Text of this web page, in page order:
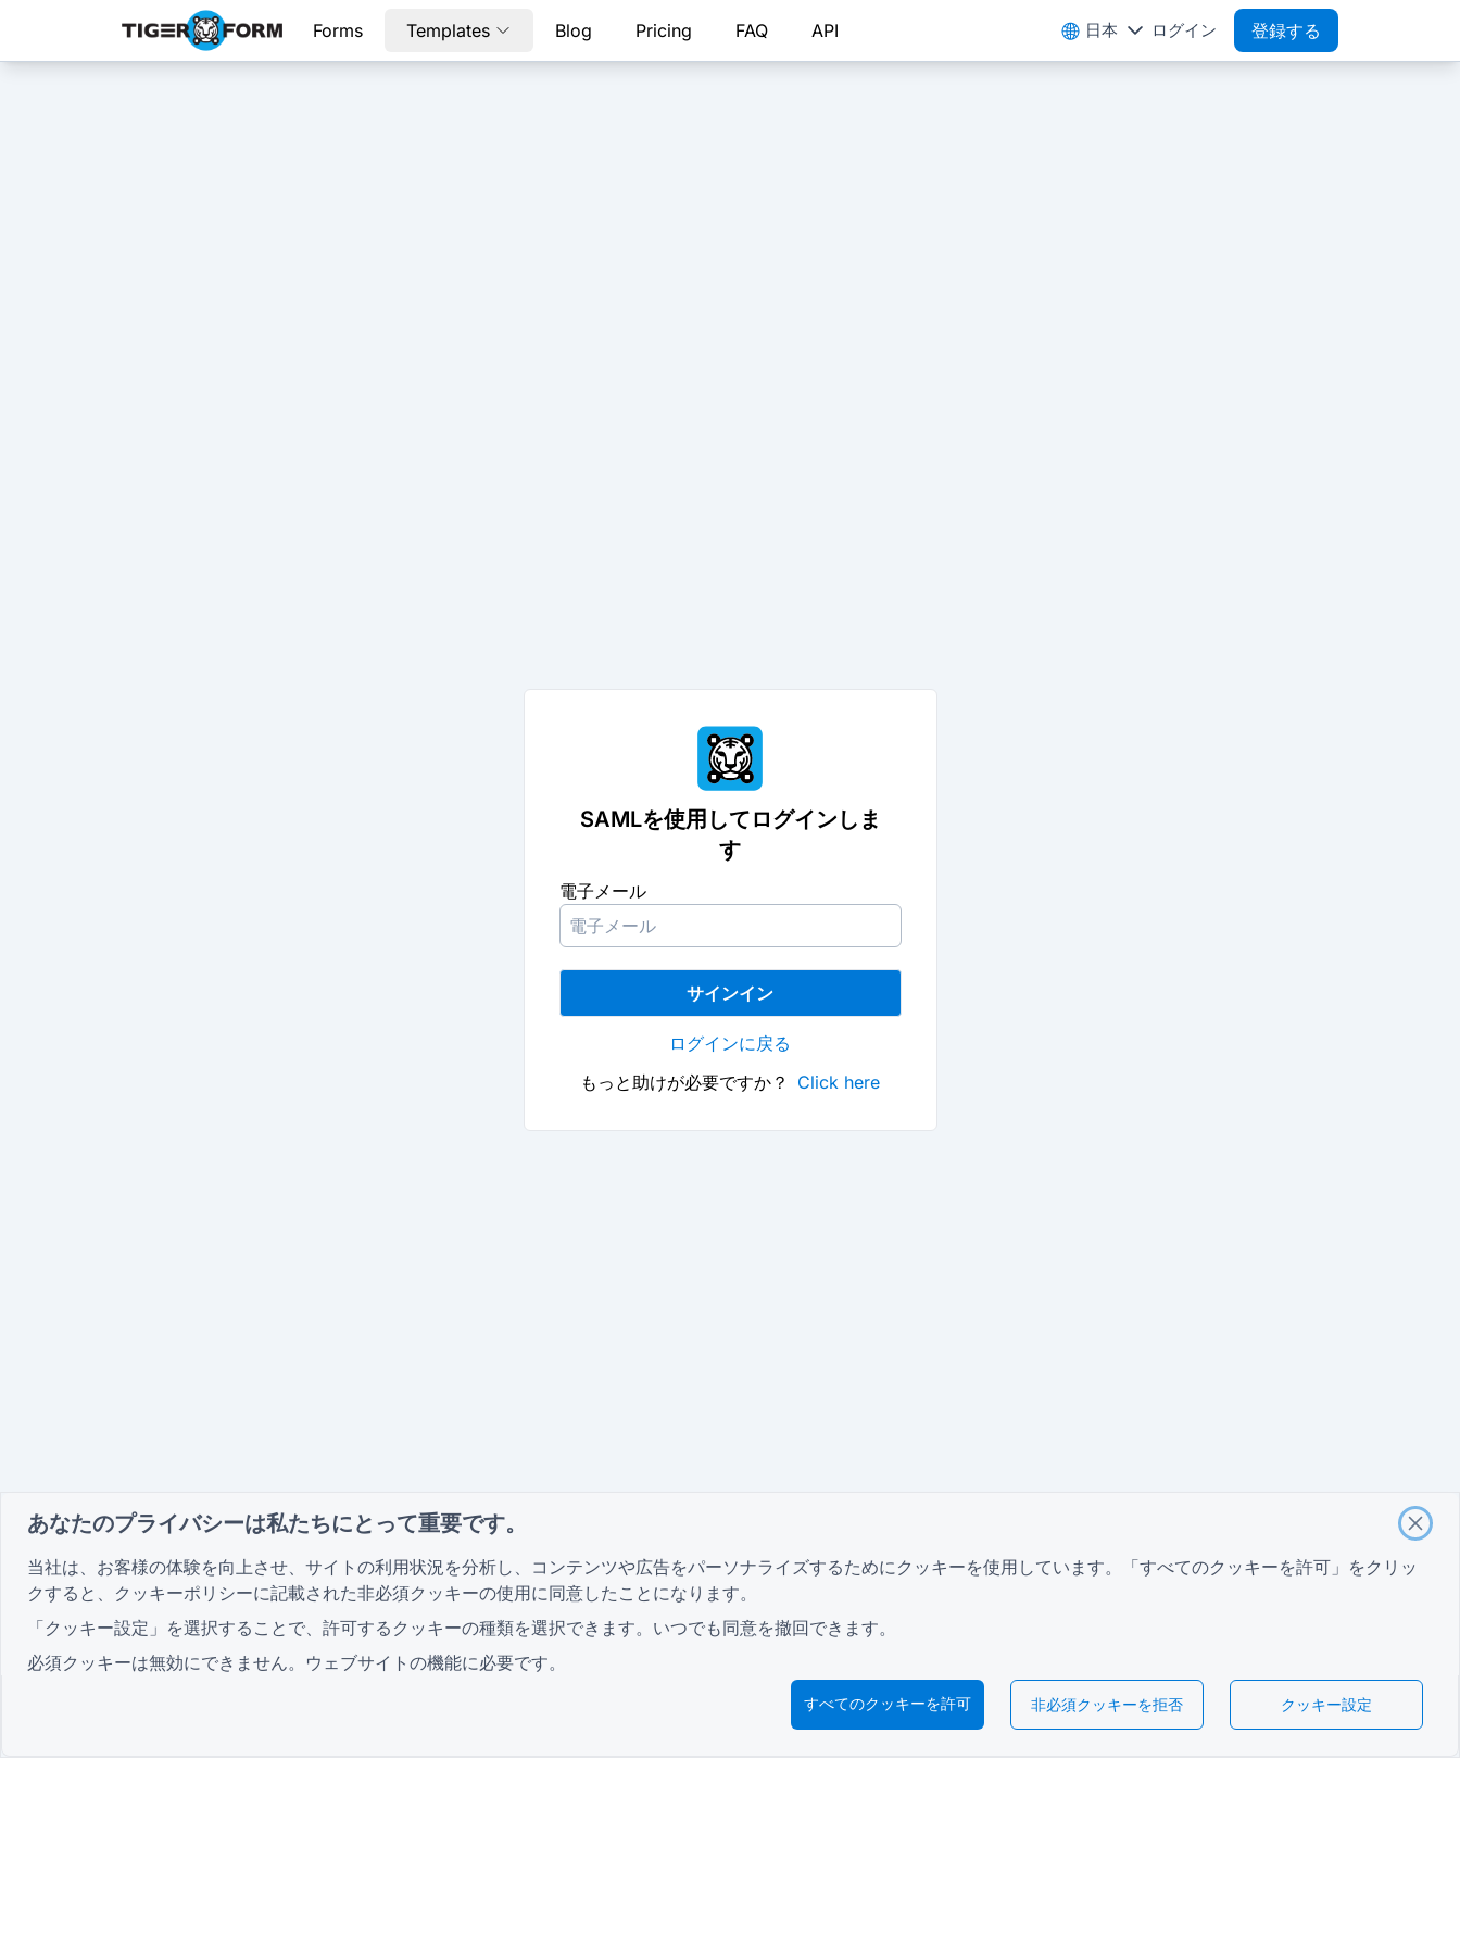
Forms Templates Blog Pricing FAQ API 日本 ログイン 登録する
SAMLを使用してログインしま
す
電子メール
サインイン
ログインに戻る
もっと助けが必要ですか？
Click here
あなたのプライバシーは私たちにとって重要です。
当社は、お客様の体験を向上させ、サイトの利用状況を分析し、コンテンツや広告をパーソナライズするためにクッキーを使用しています。「すべてのクッキーを許可」をクリッ
クすると、 クッキーポリシーに記載された非必須クッキーの使用に同意したことになります。
「クッキー設定」を選択することで、許可するクッキーの種類を選択できます。いつでも同意を撤回できます。
必須クッキーは無効にできません。ウェブサイトの機能に必要です。
すべてのクッキーを許可 非必須クッキーを拒否 クッキー設定